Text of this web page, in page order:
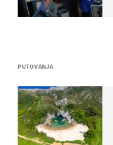
PUTOVANJA